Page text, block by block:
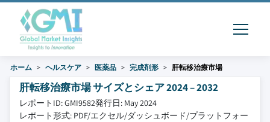
ホーム ヘルスケア 医薬品 完成剤形 肝転移治療市場
肝転移治療市場 サイズとシェア 2024 – 2032
レポートID: GMI9582発行日: May 2024
レポート形式: PDF/エクセル/ダッシュボード/プラットフォー